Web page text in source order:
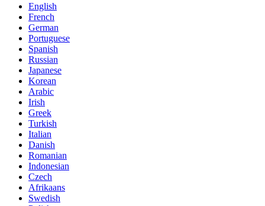
English
French
German
Portuguese
Spanish
Russian
Japanese
Korean
Arabic
Irish
Greek
Turkish
Italian
Danish
Romanian
Indonesian
Czech
Afrikaans
Swedish